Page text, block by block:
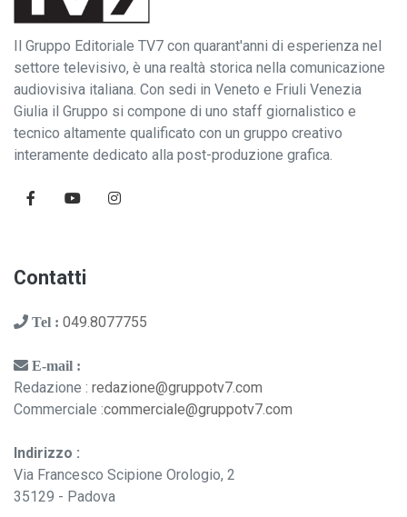
Il Gruppo Editoriale TV7 con quarant'anni di esperienza nel
settore televisivo, è una realtà storica nella comunicazione
audiovisiva italiana. Con sedi in Veneto e Friuli Venezia
Giulia il Gruppo si compone di uno staff giornalistico e
tecnico altamente qualificato con un gruppo creativo
interamente dedicato alla post-produzione grafica.
Contatti
Tel : 049.8077755
E-mail :
Redazione : redazione@gruppotv7.com
Commerciale :commerciale@gruppotv7.com
Indirizzo :
Via Francesco Scipione Orologio, 2
35129 - Padova